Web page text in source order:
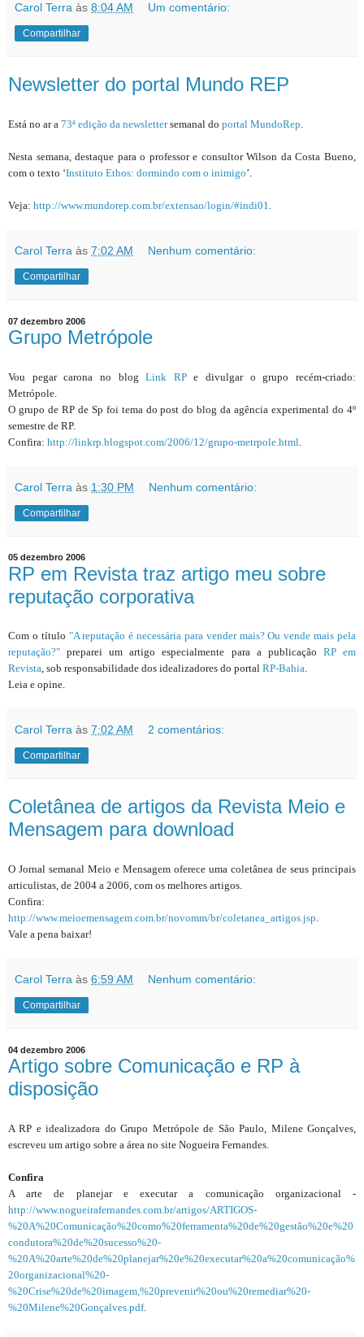
Carol Terra às 8:04 AM Um comentário:
Compartilhar
Newsletter do portal Mundo REP
Está no ar a 73ª edição da newslettersemanal do portal MundoRep
Nesta semana, destaque para o professor e consultor Wilson da Costa Bueno,
com o texto ‘Instituto Ethos: dormindo com o inimigo’.
Veja: http://www.mundorep.com.br/extensao/login/#indi01
Carol Terra às 7:02 AM Nenhum comentário:
Compartilhar
07 dezembro 2006
Grupo Metrópole
Vou pegar carona no blogLink RPe divulgar o grupo recém-criado:
Metrópole.
O grupo de RP de Sp foi tema do post do blog da agência experimental do 4º
semestre de RP.
Confira: http://linkrp.blogspot.com/2006/12/grupo-metrpole.html
Carol Terra às 1:30 PM Nenhum comentário:
Compartilhar
05 dezembro 2006
RP em Revista traz artigo meu sobre
reputação corporativa
Com o título "A reputação é necessária para vender mais? Ou vende mais pela
reputação?"preparei um artigo especialmente para a publicação RP em
Revista, sob responsabilidade dos idealizadores do portal RP-Bahia.
Leia e opine.
Carol Terra às 7:02 AM 2 comentários:
Compartilhar
Coletânea de artigos da Revista Meio e
Mensagem para download
O Jornal semanal Meio e Mensagem oferece uma coletânea de seus principais
articulistas, de 2004 a 2006, com os melhores artigos.
Confira:
http://www.meioemensagem.com.br/novomm/br/coletanea_artigos.jsp.
Vale a pena baixar!
Carol Terra às 6:59 AM Nenhum comentário:
Compartilhar
04 dezembro 2006
Artigo sobre Comunicação e RP à
disposição
A RP e idealizadora do Grupo Metrópole de São Paulo, Milene Gonçalves,
escreveu um artigo sobre a área no site Nogueira Fernandes.
Confira
A arte de planejar e executar a comunicação organizacional -
http://www.nogueirafernandes.com.br/artigos/ARTIGOS-
%20A%20Comunicação%20como%20ferramenta%20de%20gestão%20e%20
condutora%20de%20sucesso%20-
%20A%20arte%20de%20planejar%20e%20executar%20a%20comunicação%
20organizacional%20-
%20Crise%20de%20imagem,%20prevenir%20ou%20remediar%20-
%20Milene%20Gonçalves.pdf.